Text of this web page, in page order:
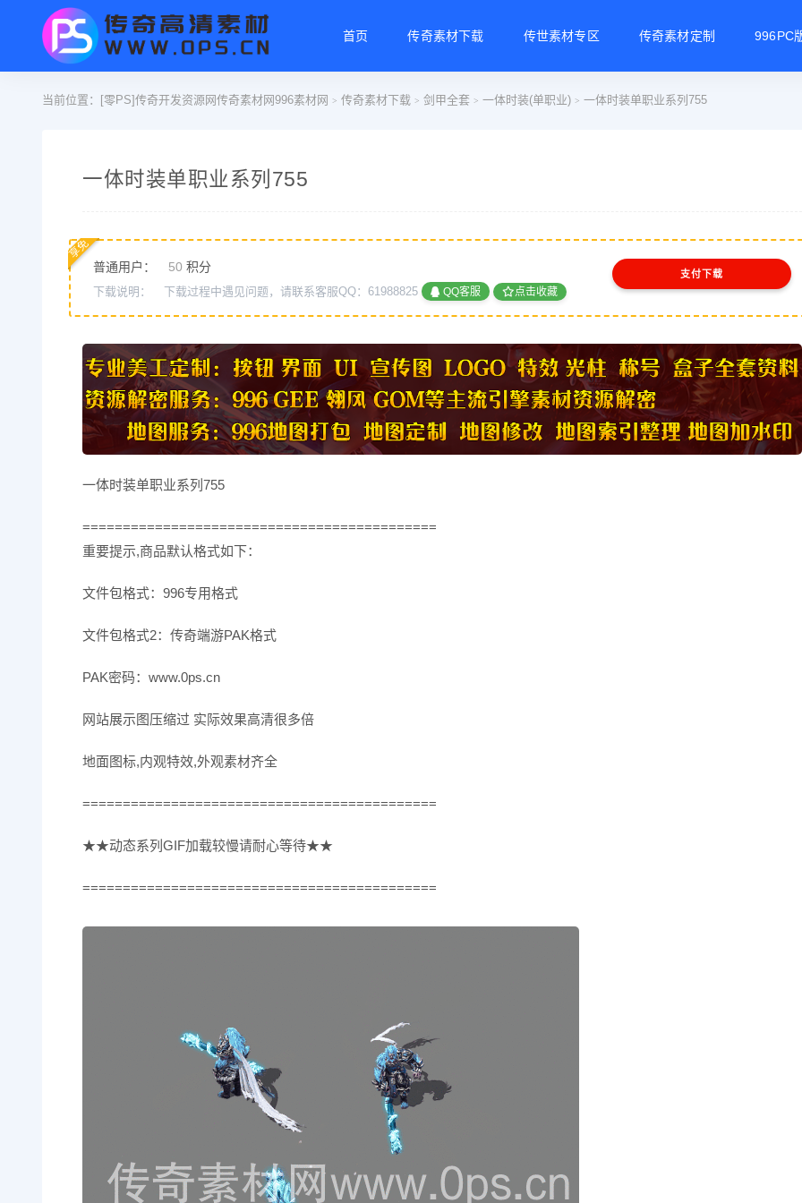
首页 传奇素材下载 传世素材专区 传奇素材定制 996PC
当前位置： [零PS]传奇开发资源网传奇素材网996素材网 > 传奇素材下载 > 剑甲全套 > 一体时装(单职业) > 一体时装单职业系列755
一体时装单职业系列755
普通用户： 50 积分
享免
支付下载
下载说明： 下载过程中遇见问题，请联系客服QQ：61988825 QQ客服 点击收藏
一体时装单职业系列755
============================================
重要提示,商品默认格式如下：
文件包格式：996专用格式
文件包格式2：传奇端游PAK格式
PAK密码：www.0ps.cn
网站展示图压缩过 实际效果高清很多倍
地面图标,内观特效,外观素材齐全
============================================
★★动态系列GIF加载较慢请耐心等待★★
============================================